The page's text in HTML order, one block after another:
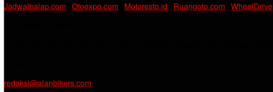
Jadwalbalap.com Otoexpo.com Motoresto.id Ruangoto.com WheelDrive
redaksi@alanbikers.com